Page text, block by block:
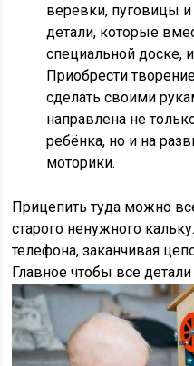
верёвки, пуговицы
детали, которые
специальной доске,
Приобрести
сделать своими
направлена не
ребёнка, но и на
моторики.
Прицепить туда можно
старого ненужного
телефона, заканчивая
Главное чтобы все